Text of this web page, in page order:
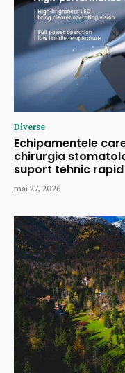
Diverse
Echipamentele
chirurgia
suport tehnic rapid
mai 27, 2026